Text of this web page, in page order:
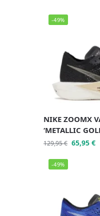
-49%
NIKE ZOOMX
‘METALLIC
129,95€ 65,95 €
-49%